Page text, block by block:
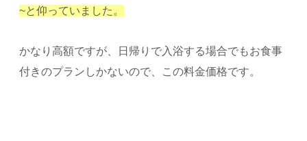
~と仰っていました。
かなり高額ですが、日帰りで入浴する場合でもお食事
付きのプランしかないので、この料金価格です。